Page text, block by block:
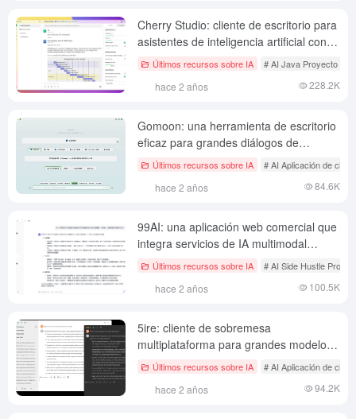
Cherry Studio: cliente de escritorio para
asistentes de inteligencia artificial con
modelos API/Web/locales integrados
Últimos recursos sobre IA # AI Java Proyecto de
hace 2 años 228.2K
Gomoon: una herramienta de escritorio
eficaz para grandes diálogos de
modelos
Últimos recursos sobre IA # AI Aplicación de chat
hace 2 años 84.6K
99AI: una aplicación web comercial que
integra servicios de IA multimodal
(código abierto gratuito)
Últimos recursos sobre IA # AI Side Hustle
hace 2 años 100.5K
5ire: cliente de sobremesa
multiplataforma para grandes modelos
con soporte para bases de
conocimiento vectoriales locales
Últimos recursos sobre IA # AI Aplicación de chat
hace 2 años 94.2K